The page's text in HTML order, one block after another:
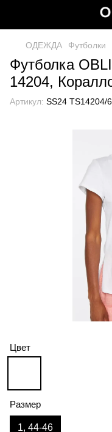
ОДЕЖДА Футболки
Футболка
14204,
Артикул: SS24 TS14204/
Цвет
Размер
1, 44-46